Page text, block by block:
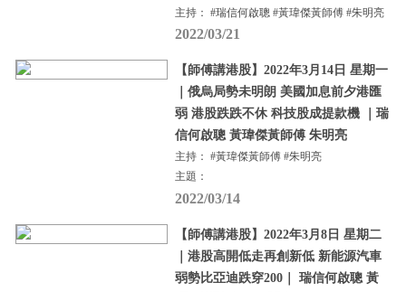
主持： #瑞信何啟聰 #黃瑋傑黃師傅 #朱明亮
2022/03/21
【師傅講港股】2022年3月14日 星期一
｜俄烏局勢未明朗 美國加息前夕港匯
弱 港股跌跌不休 科技股成提款機 ｜瑞
信何啟聰 黃瑋傑黃師傅 朱明亮
主持： #黃瑋傑黃師傅 #朱明亮
主題：
2022/03/14
【師傅講港股】2022年3月8日 星期二
｜港股高開低走再創新低 新能源汽車
弱勢比亞迪跌穿200｜ 瑞信何啟聰 黃